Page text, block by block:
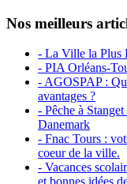
Nos meilleurs
- La Ville la Plus
- PIA Orléans-
- AGOSPAP :
avantages ?
- Pêche à
Danemark
- Fnac Tours :
coeur de la ville.
- Vacances